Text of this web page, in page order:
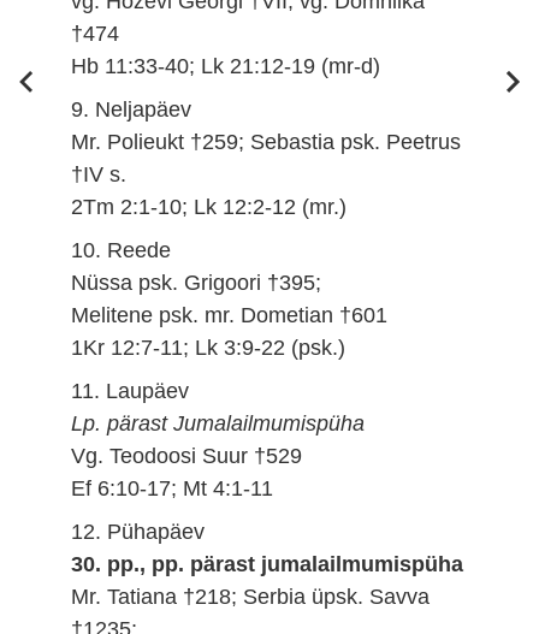
†474
Hb 11:33-40; Lk 21:12-19 (mr-d)
9. Neljapäev
Mr. Polieukt †259; Sebastia psk. Peetrus
†IV s.
2Tm 2:1-10; Lk 12:2-12 (mr.)
10. Reede
Nüssa psk. Grigoori †395;
Melitene psk. mr. Dometian †601
1Kr 12:7-11; Lk 3:9-22 (psk.)
11. Laupäev
Lp. pärast Jumalailmumispüha
Vg. Teodoosi Suur †529
Ef 6:10-17; Mt 4:1-11
12. Pühapäev
30. pp., pp. pärast jumalailmumispüha
Mr. Tatiana †218; Serbia üpsk. Savva
†1235;